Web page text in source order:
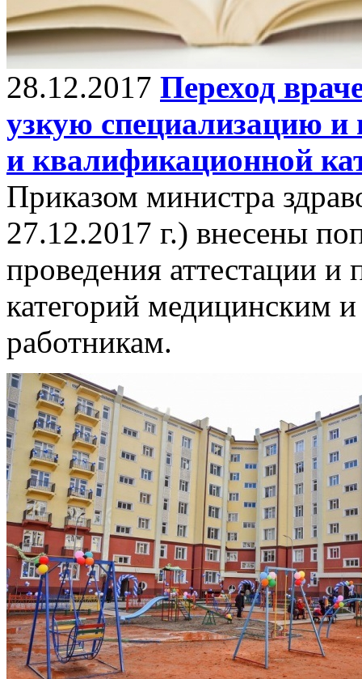
28.12.2017 Переход
узкую специализацию и
и квалификационной
Приказом министра
27.12.2017 г.) внесены
проведения аттестации
категорий медицинским
работникам.